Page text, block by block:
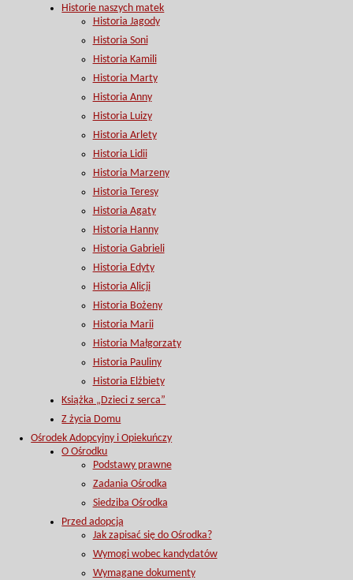
Historie naszych matek
Historia Jagody
Historia Soni
Historia Kamili
Historia Marty
Historia Anny
Historia Luizy
Historia Arlety
Historia Lidii
Historia Marzeny
Historia Teresy
Historia Agaty
Historia Hanny
Historia Gabrieli
Historia Edyty
Historia Alicji
Historia Bożeny
Historia Marii
Historia Małgorzaty
Historia Pauliny
Historia Elżbiety
Książka „Dzieci z serca”
Z życia Domu
Ośrodek Adopcyjny i Opiekuńczy
O Ośrodku
Podstawy prawne
Zadania Ośrodka
Siedziba Ośrodka
Przed adopcją
Jak zapisać się do Ośrodka?
Wymogi wobec kandydatów
Wymagane dokumenty